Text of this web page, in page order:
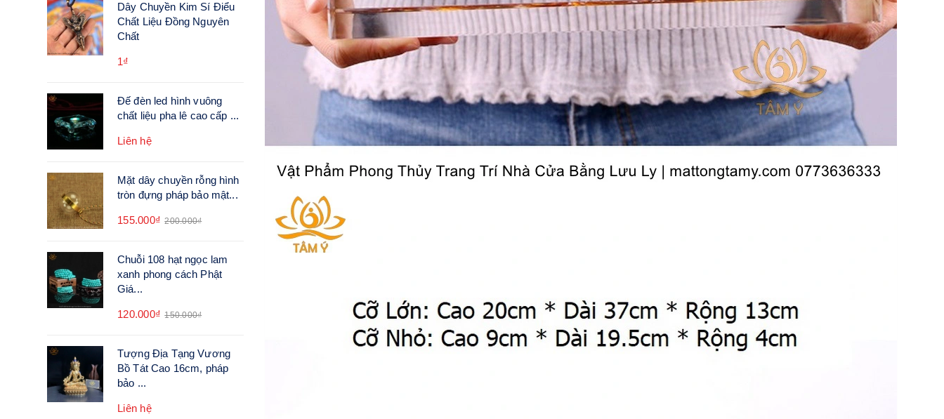
Dây Chuyền Kim Sí Điểu
Chất Liệu Đồng Nguyên
Chất
1₫
Đế đèn led hình vuông
chất liệu pha lê cao cấp ...
Liên hệ
Mặt dây chuyền rỗng hình
tròn đựng pháp bảo mật...
155.000₫ 200.000₫
Chuỗi 108 hạt ngọc lam
xanh phong cách Phật
Giá...
120.000₫ 150.000₫
Tượng Địa Tạng Vương
Bồ Tát Cao 16cm, pháp
bảo ...
Liên hệ